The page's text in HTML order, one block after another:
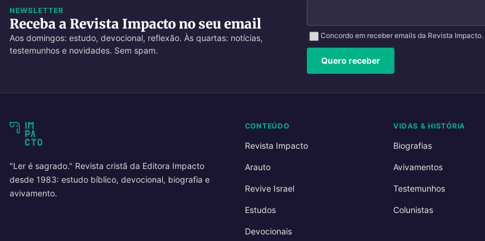
NEWSLETTER
Receba a Revista Impacto no seu email
Aos domingos: estudo, devocional, reflexão. Às quartas: notícias,
testemunhos e novidades. Sem spam.
Concordo em receber emails da Revista Impacto.
Quero receber
"Ler é sagrado." Revista cristã da Editora Impacto
desde 1983: estudo bíblico, devocional, biografia e
avivamento.
CONTEÚDO
Revista Impacto
Arauto
Revive Israel
Estudos
Devocionais
VIDAS & HISTÓRIA
Biografias
Avivamentos
Testemunhos
Colunistas